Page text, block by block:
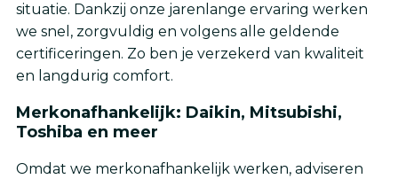
situatie. Dankzij onze jarenlange ervaring werken
we snel, zorgvuldig en volgens alle geldende
certificeringen. Zo ben je verzekerd van kwaliteit
en langdurig comfort.
Merkonafhankelijk: Daikin, Mitsubishi,
Toshiba en meer
Omdat we merkonafhankelijk werken, adviseren